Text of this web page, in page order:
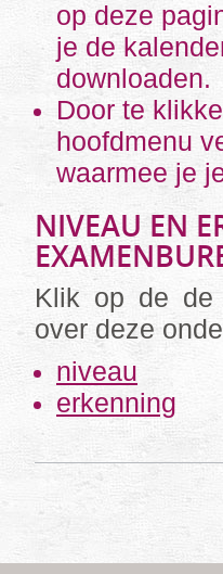
op deze
je de
downloaden.
Door te
hoofdmenu
waarmee je
NIVEAU EN
Klik op de de
over deze
niveau
erkenning